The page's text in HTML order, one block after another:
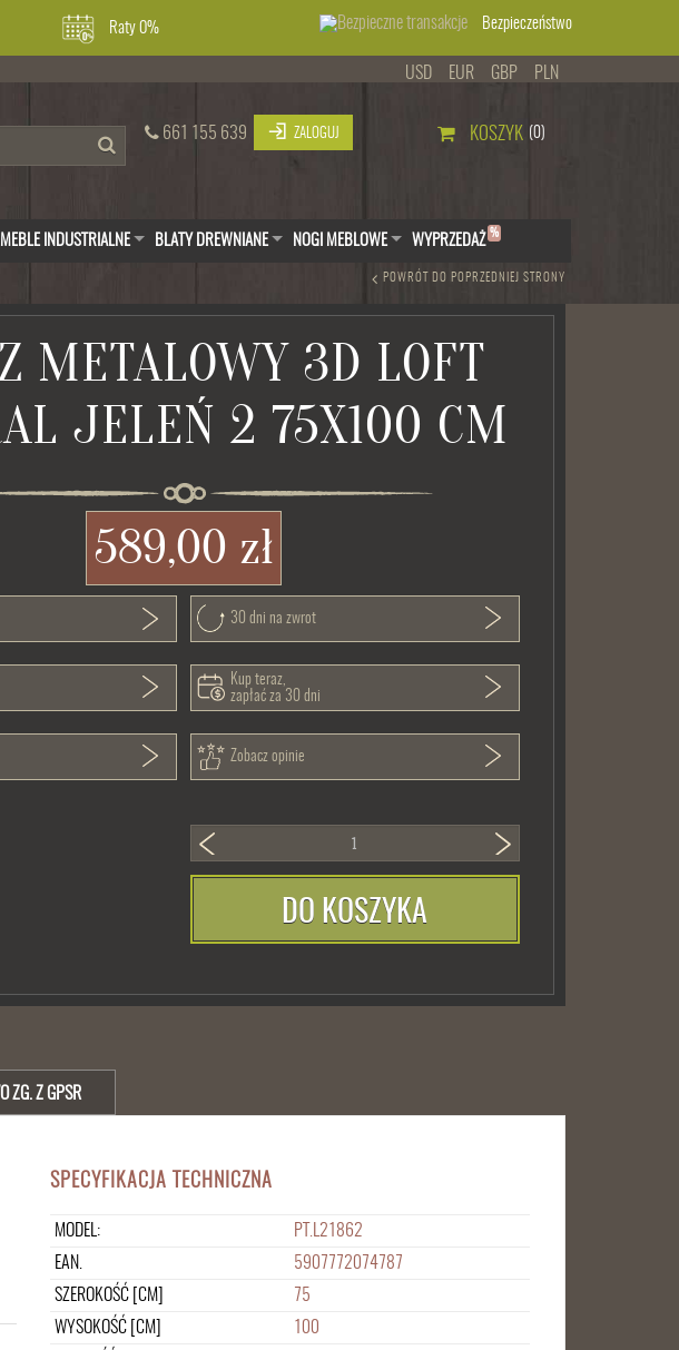
Raty 0% Bezpieczeństwo
USD EUR GBP PLN
661 155 639 ZALOGUJ KOSZYK (0)
MEBLE INDUSTRIALNE BLATY DREWNIANE NOGI MEBLOWE WYPRZEDAŻ %
POWRÓT DO POPRZEDNIEJ STRONY
METALOWY 3D LOFT
JELEŃ 2 75X100 CM
589,00 zł
30 dni na zwrot
Kup teraz,
zapłać za 30 dni
Zobacz opinie
DO KOSZYKA
SPECYFIKACJA TECHNICZNA
MODEL:
PT.L21862
EAN.
5907772074787
SZEROKOŚĆ [CM]
75
WYSOKOŚĆ [CM]
100
ZG. Z GPSR